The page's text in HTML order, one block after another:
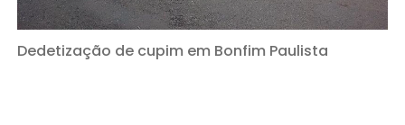
Dedetização de cupim em Bonfim Paulista